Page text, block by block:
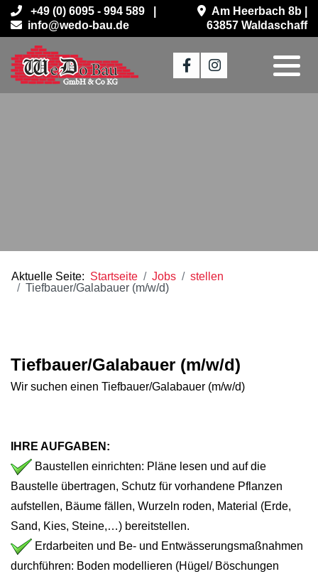
+49 (0) 6095 - 994 589 |
info@wedo-bau.de
Am Heerbach 8b |
63857 Waldaschaff
Aktuelle Seite: Startseite Jobs
stellen
Tiefbauer/Galabauer (m/w/d)
Tiefbauer/Galabauer (m/w/d)
Wir suchen einen Tiefbauer/Galabauer (m/w/d)
IHRE AUFGABEN:
Baustellen einrichten: Pläne lesen und auf die
Baustelle übertragen, Schutz für vorhandene Pflanzen
aufstellen, Bäume fällen, Wurzeln roden, Material (Erde,
Sand, Kies, Steine,…) bereitstellen.
Erdarbeiten und Be- und Entwässerungsmaßnahmen
durchführen: Boden modellieren (Hügel/ Böschungen